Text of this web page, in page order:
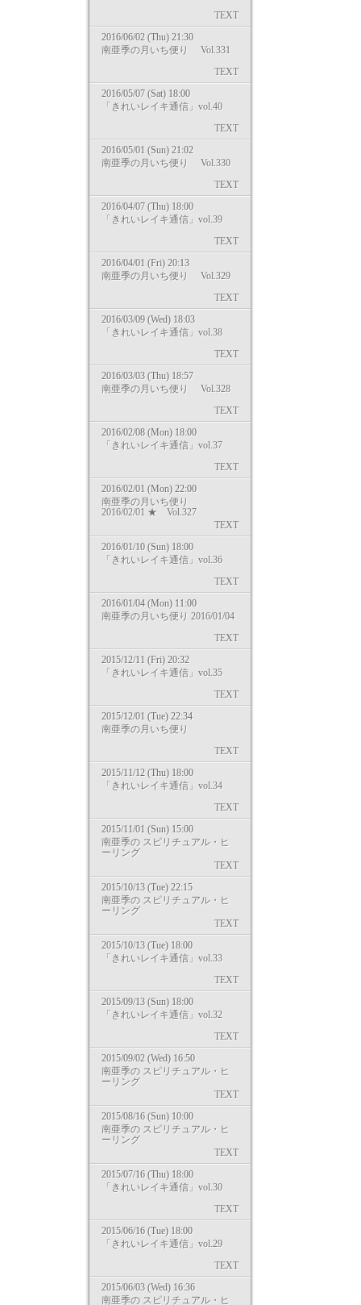
TEXT
2016/06/02 (Thu) 21:30
南亜季の月いち便り Vol.331
TEXT
2016/05/07 (Sat) 18:00
「きれいレイキ通信」vol.40
TEXT
2016/05/01 (Sun) 21:02
南亜季の月いち便り Vol.330
TEXT
2016/04/07 (Thu) 18:00
「きれいレイキ通信」vol.39
TEXT
2016/04/01 (Fri) 20:13
南亜季の月いち便り Vol.329
TEXT
2016/03/09 (Wed) 18:03
「きれいレイキ通信」vol.38
TEXT
2016/03/03 (Thu) 18:57
南亜季の月いち便り Vol.328
TEXT
2016/02/08 (Mon) 18:00
「きれいレイキ通信」vol.37
TEXT
2016/02/01 (Mon) 22:00
南亜季の月いち便り
2016/02/01 ★ Vol.327
TEXT
2016/01/10 (Sun) 18:00
「きれいレイキ通信」vol.36
TEXT
2016/01/04 (Mon) 11:00
南亜季の月いち便り 2016/01/04
TEXT
2015/12/11 (Fri) 20:32
「きれいレイキ通信」vol.35
TEXT
2015/12/01 (Tue) 22:34
南亜季の月いち便り
TEXT
2015/11/12 (Thu) 18:00
「きれいレイキ通信」vol.34
TEXT
2015/11/01 (Sun) 15:00
南亜季の スピリチュアル・ヒ
ーリング
TEXT
2015/10/13 (Tue) 22:15
南亜季の スピリチュアル・ヒ
ーリング
TEXT
2015/10/13 (Tue) 18:00
「きれいレイキ通信」vol.33
TEXT
2015/09/13 (Sun) 18:00
「きれいレイキ通信」vol.32
TEXT
2015/09/02 (Wed) 16:50
南亜季の スピリチュアル・ヒ
ーリング
TEXT
2015/08/16 (Sun) 10:00
南亜季の スピリチュアル・ヒ
ーリング
TEXT
2015/07/16 (Thu) 18:00
「きれいレイキ通信」vol.30
TEXT
2015/06/16 (Tue) 18:00
「きれいレイキ通信」vol.29
TEXT
2015/06/03 (Wed) 16:36
南亜季の スピリチュアル・ヒ